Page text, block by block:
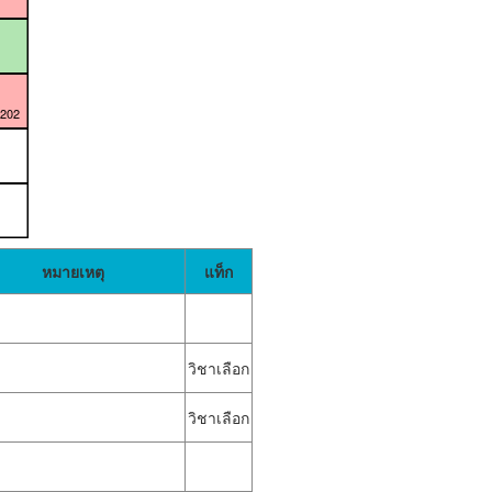
หมายเหตุ แท็ก
วิชาเลือก
วิชาเลือก